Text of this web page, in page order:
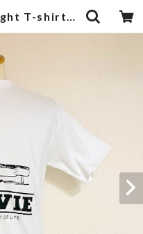
6.2oz Heavy Weight T-shirts FRP-0017 | 武蔵小杉のセレクトショップ【ナクール】-nakool-